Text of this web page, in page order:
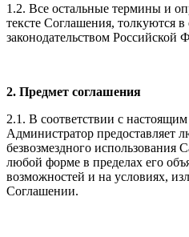
1.2. Все остальные термины и
тексте Соглашения, толкуются
законодательством Российской
2. Предмет соглашения
2.1. В соответствии с
Администратор предоставляет
безвозмездного
любой форме в пределах его
возможностей и на условиях,
Соглашении.